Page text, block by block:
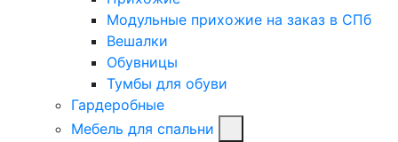
Модульные прихожие на заказ в СПб
Вешалки
Обувницы
Тумбы для обуви
Гардеробные
Мебель для спальни